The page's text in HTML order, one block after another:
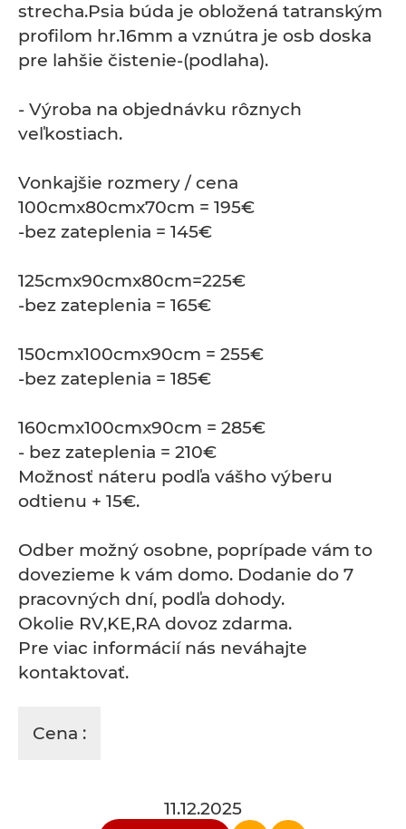
strecha.Psia búda je obložená tatranským
profilom hr.16mm a vznútra je osb doska
pre lahšie čistenie-(podlaha).
- Výroba na objednávku rôznych
veľkostiach.
Vonkajšie rozmery / cena
100cmx80cmx70cm = 195€
-bez zateplenia = 145€
125cmx90cmx80cm=225€
-bez zateplenia = 165€
150cmx100cmx90cm = 255€
-bez zateplenia = 185€
160cmx100cmx90cm = 285€
- bez zateplenia = 210€
Možnosť náteru podľa vášho výberu
odtienu + 15€.
Odber možný osobne, poprípade vám to
dovezieme k vám domo. Dodanie do 7
pracovných dní, podľa dohody.
Okolie RV,KE,RA dovoz zdarma.
Pre viac informácií nás neváhajte
kontaktovať.
Cena :
11.12.2025